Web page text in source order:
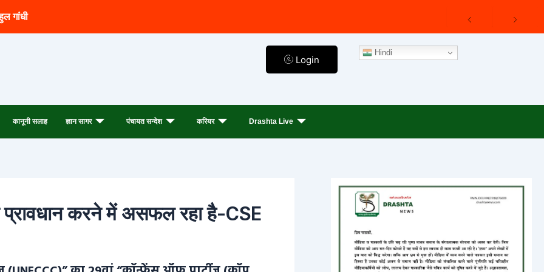
गांधी
Login
Hindi
कानूनी सलाह ज्ञान सागर पंचायत सन्देश करियर Drashta Live
प्रावधान करने में असफल रहा है-CSE